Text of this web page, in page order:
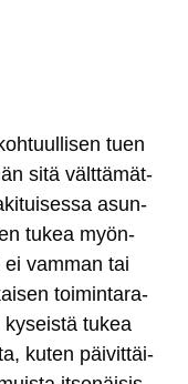
tuen
si­tä vält­tä­mät­
asun­
tu­kea myön­
vam­man tai
toi­min­ta­ra­
tu­kea
ku­ten päi­vit­täi­